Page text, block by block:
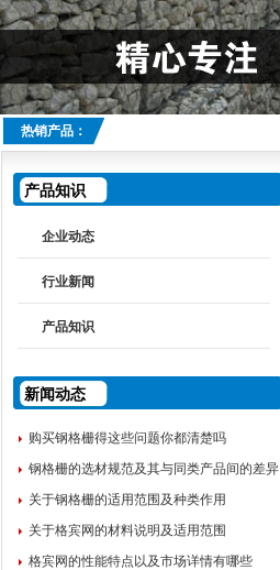
热销产品：
产品知识
企业动态
行业新闻
产品知识
新闻动态
购买钢格栅得这些问题你都清楚吗
钢格栅的选材规范及其与同类产品间的差异
关于钢格栅的适用范围及种类作用
关于格宾网的材料说明及适用范围
格宾网的性能特点以及市场详情有哪些